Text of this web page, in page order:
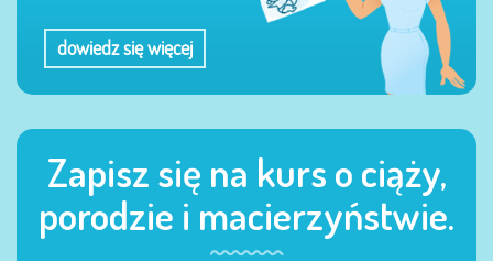
dowiedz się więcej
Zapisz się na kurs o ciąży,
porodzie i macierzyństwie.